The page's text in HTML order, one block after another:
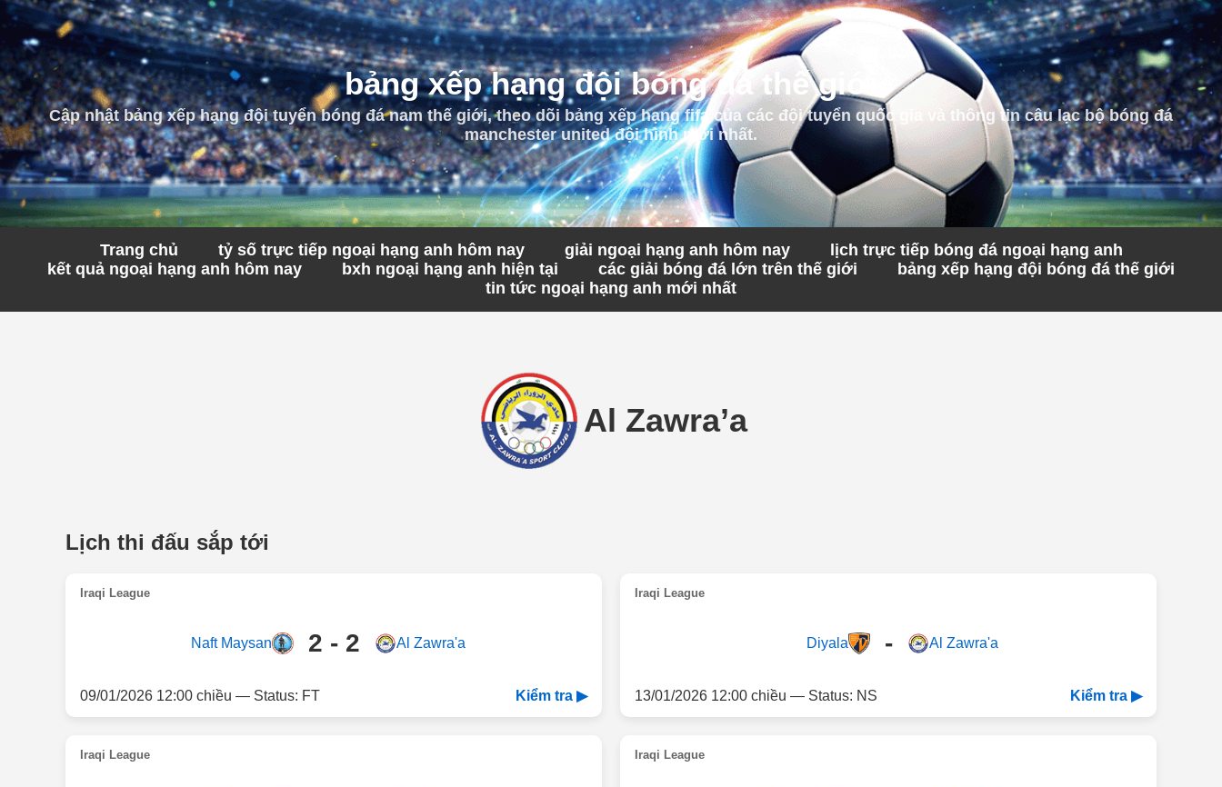
bảng xếp hạng đội bóng đá thế giới
Cập nhật bảng xếp hạng đội tuyển bóng đá nam thế giới, theo dõi bảng xếp hạng fifa của các đội tuyển quốc gia và thông tin câu lạc bộ bóng đá
manchester united đội hình mới nhất.
Trang chủ tỷ số trực tiếp ngoại hạng anh hôm nay giải ngoại hạng anh hôm nay
lịch trực tiếp bóng đá ngoại hạng anh
kết quả ngoại hạng anh hôm nay
bxh ngoại hạng anh hiện tại các giải bóng đá lớn trên thế giới
bảng xếp hạng đội bóng đá thế giới
tin tức ngoại hạng anh mới nhất
Al Zawra’a
Lịch thi đấu sắp tới
Iraqi League
Naft Maysan 2 - 2 Al Zawra'a
09/01/2026 12:00 chiều — Status: FT Kiểm tra ▶
Iraqi League
Diyala - Al Zawra'a
13/01/2026 12:00 chiều — Status: NS Kiểm tra ▶
Iraqi League Iraqi League